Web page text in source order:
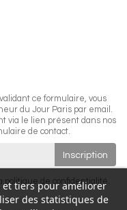
et tiers pour améliorer
des statistiques de
ce formulaire, vous
du Jour Paris par email.
via le lien présent dans nos
de contact.
politique de confidentialité.